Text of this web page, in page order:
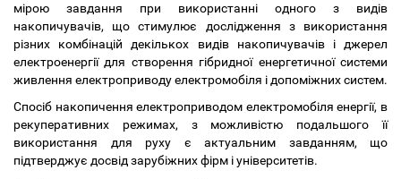
мірою завдання при використанні одного з видів
накопичувачів, що стимулює дослідження з використання
різних комбінацій декількох видів накопичувачів і джерел
електроенергії для створення гібридної енергетичної системи
живлення електроприводу електромобіля і допоміжних систем.
Спосіб накопичення електроприводом електромобіля енергії, в
рекуперативних режимах, з можливістю подальшого її
використання для руху є актуальним завданням, що
підтверджує досвід зарубіжних фірм і університетів.